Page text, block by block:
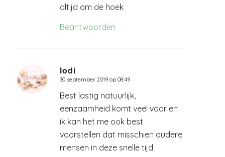
altijd om de hoek
Beantwoorden
lodi
zegt:
30 september 2019 op 08:49
Best lastig natuurlijk,
eenzaamheid komt veel voor en
ik kan het me ook best
voorstellen dat misschien oudere
mensen in deze snelle tijd